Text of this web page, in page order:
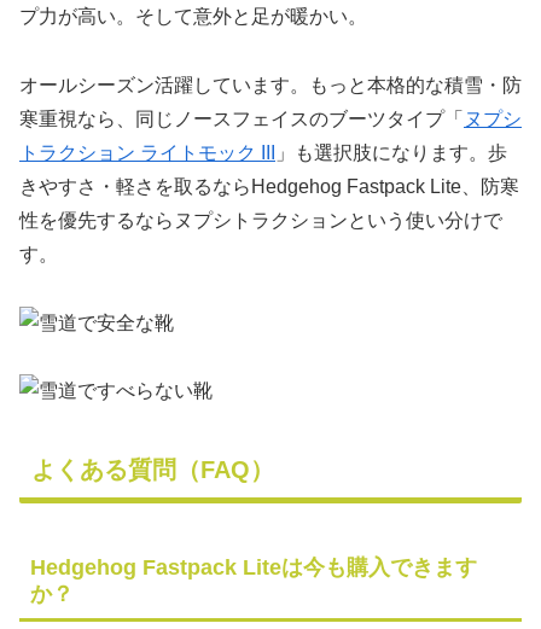
プ力が高い。そして意外と足が暖かい。
オールシーズン活躍しています。もっと本格的な積雪・防
寒重視なら、同じノースフェイスのブーツタイプ「 ヌプシ
トラクション ライトモック III
」も選択肢になります。歩
きやすさ・軽さを取るならHedgehog Fastpack Lite、防寒
性を優先するならヌプシトラクションという使い分けで
す。
よくある質問（FAQ）
Hedgehog Fastpack Liteは今も購入できます
か？